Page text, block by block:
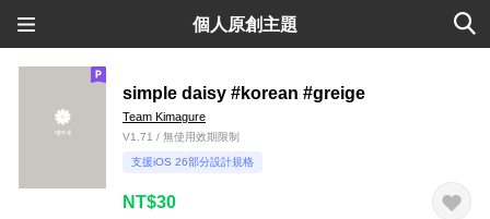
個人原創主題
simple daisy #korean #greige
Team Kimagure
V1.71 / 無使用效期限制
支援iOS 26部分設計規格
NT$30